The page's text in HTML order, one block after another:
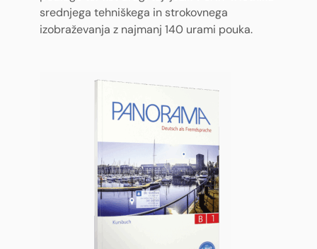
srednjega tehniškega in strokovnega
izobraževanja z najmanj 140 urami pouka.